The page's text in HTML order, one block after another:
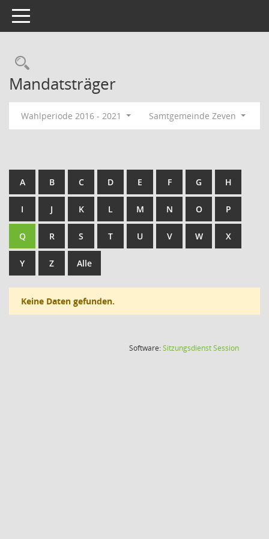
Toggle navigation
Rechercheauswahl
Mandatsträger
Wahlperiode 2016 - 2021 Samtgemeinde Zeven
A B C D E F G H
I J K L M N O P
Q R S T U V W X
Y Z Alle
Keine Daten gefunden.
Software:SitzungsdienstSession(Wird in